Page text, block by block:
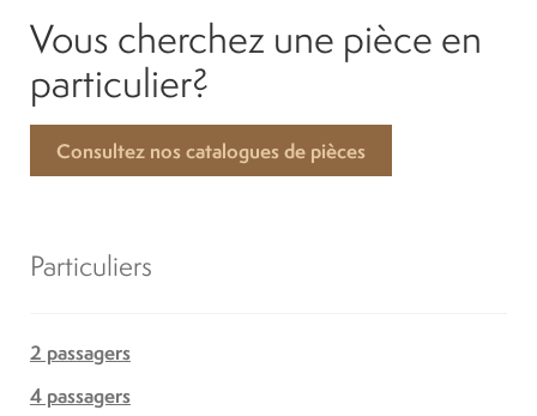
Vous cherchez une pièce en
particulier?
Consultez nos catalogues de pièces
Particuliers
2 passagers
4 passagers